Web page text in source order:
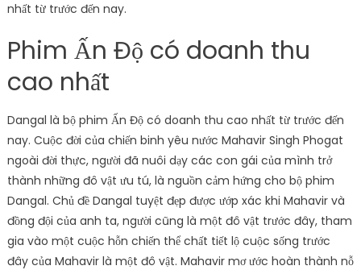
nhất từ ​​trước đến nay.
Phim Ấn Độ có doanh thu
cao nhất
Dangal là bộ phim Ấn Độ có doanh thu cao nhất từ ​​trước đến
nay. Cuộc đời của chiến binh yêu nước Mahavir Singh Phogat
ngoài đời thực, người đã nuôi dạy các con gái của mình trở
thành những đô vật ưu tú, là nguồn cảm hứng cho bộ phim
Dangal. Chủ đề Dangal tuyệt đẹp được ướp xác khi Mahavir và
đồng đội của anh ta, người cũng là một đô vật trước đây, tham
gia vào một cuộc hỗn chiến thể chất tiết lộ cuộc sống trước
đây của Mahavir là một đô vật. Mahavir mơ ước hoàn thành nỗ